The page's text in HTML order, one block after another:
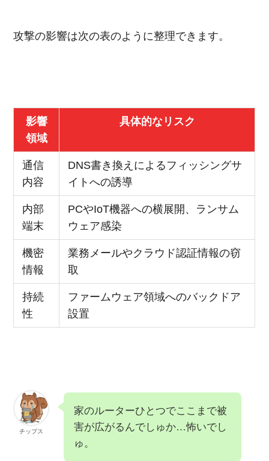
攻撃の影響は次の表のように整理できます。
影響
領域
具体的なリスク
通信
内容
DNS書き換えによるフィッシングサ
イトへの誘導
内部
端末
PCやIoT機器への横展開、ランサム
ウェア感染
機密
情報
業務メールやクラウド認証情報の窃
取
持続
性
ファームウェア領域へのバックドア
設置
チップス
家のルーターひとつでここまで被
害が広がるんでしゅか…怖いでし
ゅ。